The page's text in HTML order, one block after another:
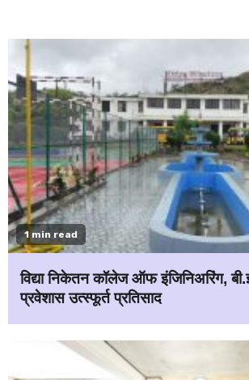
1 min read
विद्या निकेतन कॉलेज ऑफ इंजिनिअरिंग,
प्रवेशास उत्स्फूर्त प्रतिसाद